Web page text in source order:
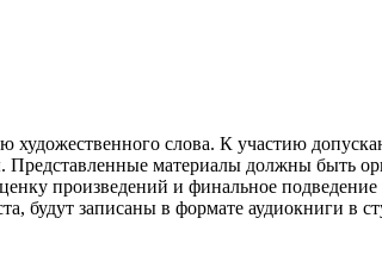
художественного слова. К участию
Представленные материалы должны быть
произведений и финальное
будут записаны в формате аудиокниги в